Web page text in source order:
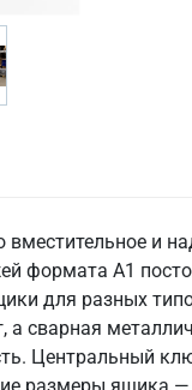
и
формата А1
для разных
а сварная
Центральный